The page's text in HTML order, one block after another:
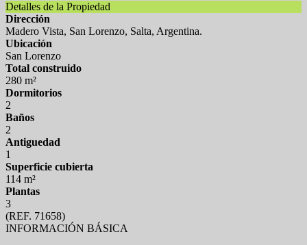
Detalles de la Propiedad
Dirección
Madero Vista, San Lorenzo, Salta, Argentina.
Ubicación
San Lorenzo
Total construido
280 m²
Dormitorios
2
Baños
2
Antiguedad
1
Superficie cubierta
114 m²
Plantas
3
(REF. 71658)
INFORMACIÓN BÁSICA